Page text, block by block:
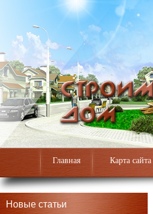
Главная Карта сайта
Новые статьи